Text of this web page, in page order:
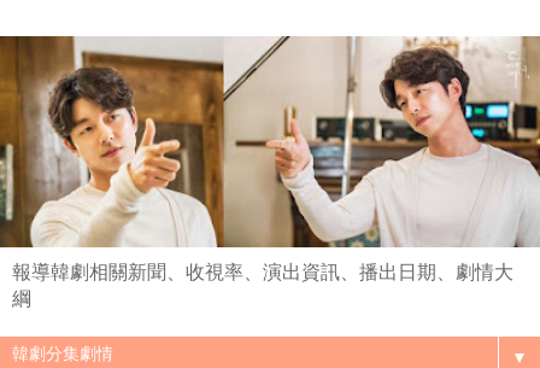
報導韓劇相關新聞、收視率、演出資訊、播出日期、劇情大
綱
▼